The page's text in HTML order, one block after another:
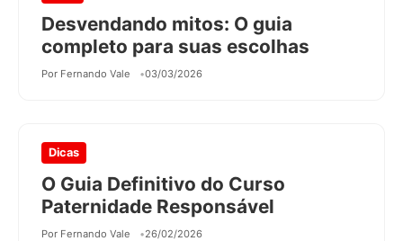
Desvendando mitos: O guia
completo para suas escolhas
Por Fernando Vale 03/03/2026
Dicas
O Guia Definitivo do Curso
Paternidade Responsável
Por Fernando Vale 26/02/2026